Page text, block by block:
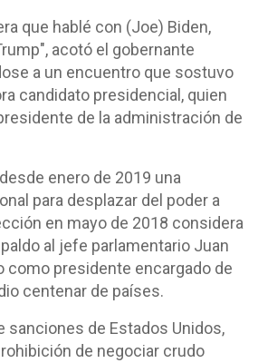
que hablé con (Joe) Biden,
acotó el gobernante
a un encuentro que sostuvo
candidato presidencial, quien
de la administración de
enero de 2019 una
para desplazar del poder a
en mayo de 2018 considera
al jefe parlamentario Juan
como presidente encargado de
centenar de países.
sanciones de Estados Unidos,
de negociar crudo